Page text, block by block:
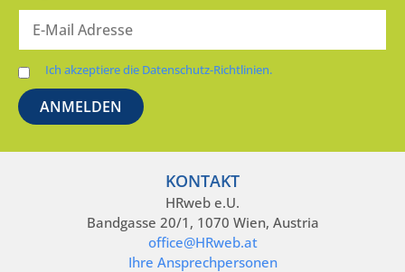
Ich akzeptiere die Datenschutz-Richtlinien.
KONTAKT
HRweb e.U.
Bandgasse 20/1, 1070 Wien, Austria
office@HRweb.at
Ihre Ansprechpersonen